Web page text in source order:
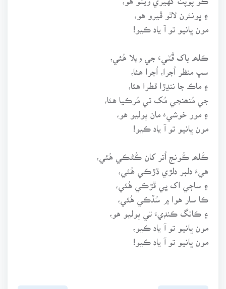
۽ ڀونئرن لاٿو ڦيرو هو،
مون ڀانيو تو آ ياد ڪيو!
ڪلھہ باک ڦُٽيءَ جي ويلا هُئي،
سڀ منظر اُجرا، اُجرا هئا،
۽ ماڪ جا ننڍڙا قطرا هئا،
جي مُنھنجي مُک تي مُرڪيا هئا،
۽ مور خوشيءَ مان ٻوليو هو،
مون ڀانيو تو آ ياد ڪيو!
ڪَلھہ ڪُونج اُتر کان ڪُڻڪي هُئي،
هيءَ دلبر دلڙي ڌڙڪي هُئي،
۽ ساڄي اک ڀي ڦڙڪي هُئي،
ڪا سار هوا ۾ سُڏڪي هُئي،
۽ ڪانگ ڪنڊيءَ تي ٻوليو هو،
مون ڀانيو تو آ ياد ڪيو،
مون ڀانيو تو آ ياد ڪيو!